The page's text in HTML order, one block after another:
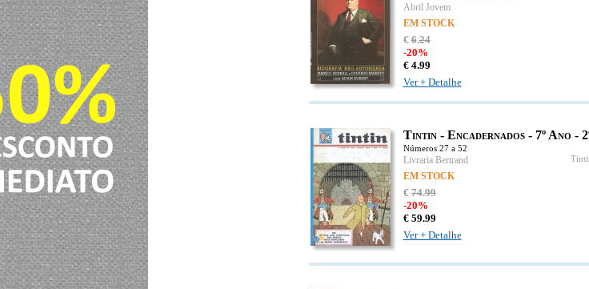
Abril Jovem
EM STOCK
€6.24
-20%
€ 4.99
Ver + Detalhe
Tintin - Encadernados - 7º Ano -
Números 27 a 52
Livraria Bertrand
EM STOCK
€74.99
-20%
€ 59.99
Ver + Detalhe